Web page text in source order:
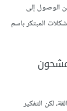
الوصول إلى
المبتكر باسم
لكن التفكير